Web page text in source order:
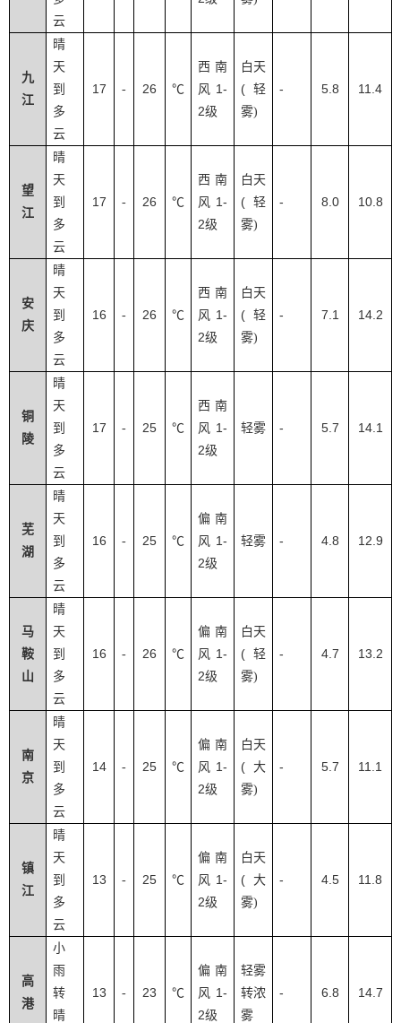
云
九
江
晴
天
到
多
云
17 - 26 ℃
西南
风 1-
2级
白天
( 轻
雾)
- 5.8 11.4
望
江
晴
天
到
多
云
17 - 26 ℃
西南
风 1-
2级
白天
( 轻
雾)
- 8.0 10.8
安
庆
晴
天
到
多
云
16 - 26 ℃
西南
风 1-
2级
白天
( 轻
雾)
- 7.1 14.2
铜
陵
晴
天
到
多
云
17 - 25 ℃
西南
风 1-
2级
轻雾 - 5.7 14.1
芜
湖
晴
天
到
多
云
16 - 25 ℃
偏南
风 1-
2级
轻雾 - 4.8 12.9
马
鞍
山
晴
天
到
多
云
16 - 26 ℃
偏南
风 1-
2级
白天
( 轻
雾)
- 4.7 13.2
南
京
晴
天
到
多
云
14 - 25 ℃
偏南
风 1-
2级
白天
( 大
雾)
- 5.7 11.1
镇
江
晴
天
到
多
云
13 - 25 ℃
偏南
风 1-
2级
白天
( 大
雾)
- 4.5 11.8
高
港
小
雨
转
晴
13 - 23 ℃
偏南
风 1-
2级
轻雾
转浓
雾
- 6.8 14.7